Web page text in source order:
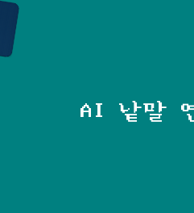
AI 낱말